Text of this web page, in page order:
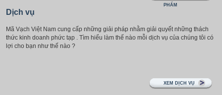
PHẨM
Dịch vụ
Mã Vạch Việt Nam cung cấp những giải pháp nhằm giải quyết những thách
thức kinh doanh phức tạp . Tìm hiểu làm thế nào mỗi dịch vụ của chúng tôi có
lợi cho bạn như thế nào ?
XEM DỊCH VỤ